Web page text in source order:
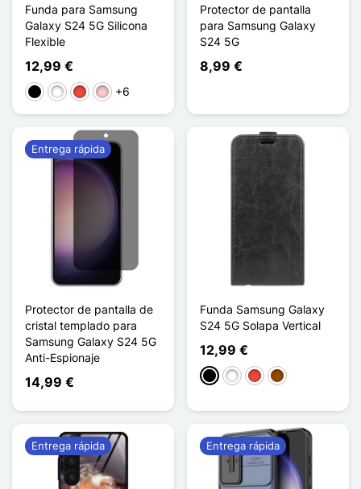
Funda para Samsung
Galaxy S24 5G Silicona
Flexible
12,99 €
NegroBlancoRojoRosa+6
Protector de pantalla
para Samsung Galaxy
S24 5G
8,99 €
Protector de pantalla de
cristal templado para
Samsung Galaxy S24 5G
Anti-Espionaje
14,99 €
Entrega rápida
Funda Samsung Galaxy
S24 5G Solapa Vertical
12,99 €
NegroBlancoRojoMarrón
Entrega rápida Entrega rápida